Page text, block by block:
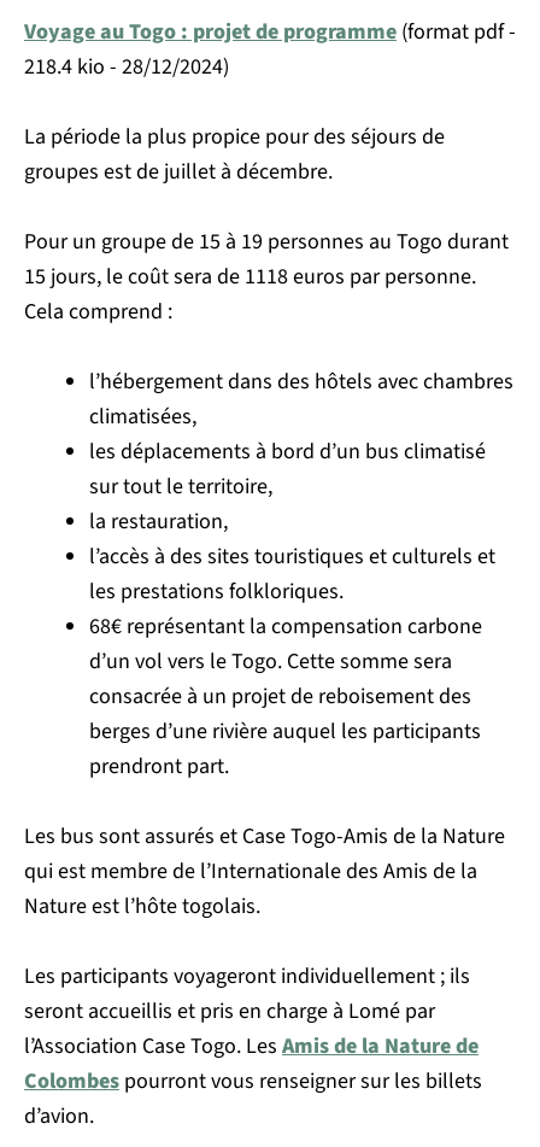
Voyage au Togo : projet de programme (format pdf -
218.4 kio - 28/12/2024)
La période la plus propice pour des séjours de
groupes est de juillet à décembre.
Pour un groupe de 15 à 19 personnes au Togo durant
15 jours, le coût sera de 1118 euros par personne.
Cela comprend :
l’hébergement dans des hôtels avec chambres
climatisées,
les déplacements à bord d’un bus climatisé
sur tout le territoire,
la restauration,
l’accès à des sites touristiques et culturels et
les prestations folkloriques.
68€ représentant la compensation carbone
d’un vol vers le Togo. Cette somme sera
consacrée à un projet de reboisement des
berges d’une rivière auquel les participants
prendront part.
Les bus sont assurés et Case Togo-Amis de la Nature
qui est membre de l’Internationale des Amis de la
Nature est l’hôte togolais.
Les participants voyageront individuellement ; ils
seront accueillis et pris en charge à Lomé par
l’Association Case Togo. Les Amis de la Nature de
Colombes pourront vous renseigner sur les billets
d’avion.